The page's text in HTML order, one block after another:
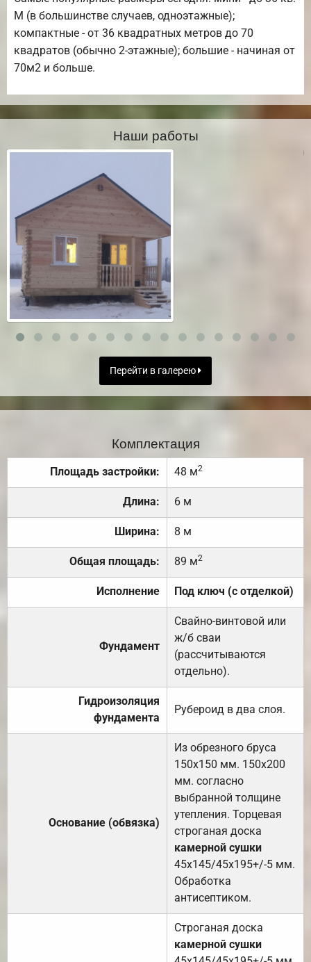
М (в большинстве случаев, одноэтажные);
компактные - от 36 квадратных метров до 70
квадратов (обычно 2-этажные); большие - начиная от
70м2 и больше.
Наши работы
Перейти в галерею
Комплектация
Площадь застройки: 48 м2
Длина: 6 м
Ширина: 8 м
Общая площадь: 89 м2
Исполнение Под ключ (с отделкой)
Фундамент
Свайно-винтовой или
ж/б сваи
(рассчитываются
отдельно).
Гидроизоляция
фундамента
Рубероид в два слоя.
Основание (обвязка)
Из обрезного бруса
150х150 мм. 150х200
мм. согласно
выбранной толщине
утепления. Торцевая
строганая доска
камерной сушки
45х145/45х195+/-5 мм.
Обработка
антисептиком.
Строганая доска
камерной сушки